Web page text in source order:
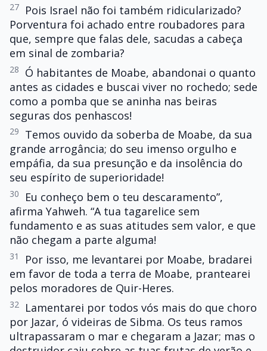
27
Pois Israel não foi também ridicularizado?
Porventura foi achado entre roubadores para
que, sempre que falas dele, sacudas a cabeça
em sinal de zombaria?
28
Ó habitantes de Moabe, abandonai o quanto
antes as cidades e buscai viver no rochedo; sede
como a pomba que se aninha nas beiras
seguras dos penhascos!
29
Temos ouvido da soberba de Moabe, da sua
grande arrogância; do seu imenso orgulho e
empáfia, da sua presunção e da insolência do
seu espírito de superioridade!
30
Eu conheço bem o teu descaramento”,
afirma Yahweh. “A tua tagarelice sem
fundamento e as suas atitudes sem valor, e que
não chegam a parte alguma!
31
Por isso, me levantarei por Moabe, bradarei
em favor de toda a terra de Moabe, prantearei
pelos moradores de Quir-Heres.
32
Lamentarei por todos vós mais do que choro
por Jazar, ó videiras de Sibma. Os teus ramos
ultrapassaram o mar e chegaram a Jazar; mas o